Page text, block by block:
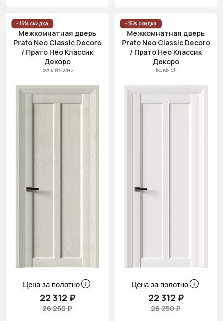
- 15% скидка
Межкомнатная дверь
Prato Neo Classic Decoro
/ Прато Нео Классик
Декоро
Белый ясень
Цена за полотно
22 312 ₽
26 250 ₽
- 15% скидка
Межкомнатная дверь
Prato Neo Classic Decoro
/ Прато Нео Классик
Декоро
Белая ST
Цена за полотно
22 312 ₽
26 250 ₽